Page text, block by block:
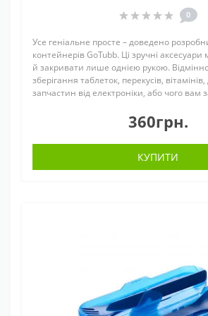
0
Усе геніальне просте – доведено
контейнерів GoTubb. Ці зручні
й закривати лише однією рукою.
зберігання таблеток, перекусів,
запчастин від електроніки, або чого вам
360грн.
КУПИТИ